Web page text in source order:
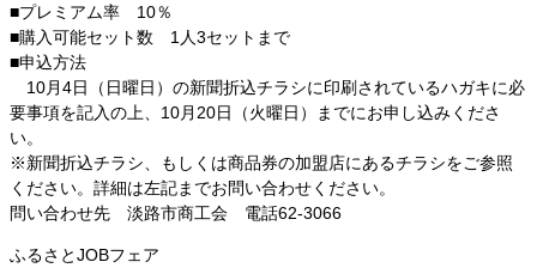
■プレミアム率 10％
■購入可能セット数 1人3セットまで
■申込方法
10月4日（日曜日）の新聞折込チラシに印刷されているハガキに必
要事項を記入の上、10月20日（火曜日）までにお申し込みくださ
い。
※新聞折込チラシ、もしくは商品券の加盟店にあるチラシをご参照
ください。詳細は左記までお問い合わせください。
問い合わせ先 淡路市商工会 電話62-3066
ふるさとJOBフェア